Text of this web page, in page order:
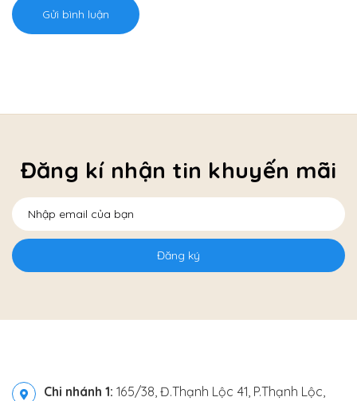
Gửi bình luận
Đăng kí nhận tin khuyến mãi
Đăng ký
Chi nhánh 1: 165/38, Đ.Thạnh Lộc 41, P.Thạnh Lộc,